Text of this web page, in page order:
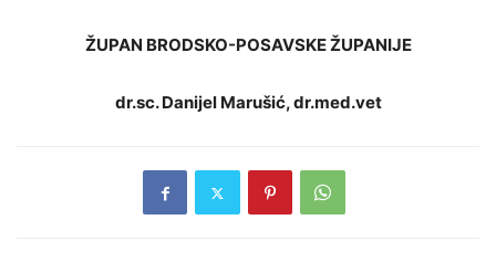
ŽUPAN BRODSKO-POSAVSKE ŽUPANIJE
dr.sc. Danijel Marušić, dr.med.vet